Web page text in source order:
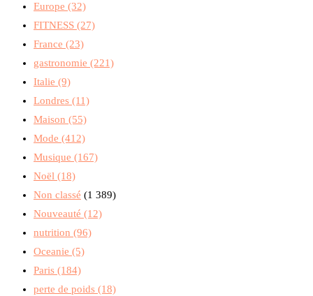
Europe (32)
FITNESS (27)
France (23)
gastronomie (221)
Italie (9)
Londres (11)
Maison (55)
Mode (412)
Musique (167)
Noël (18)
Non classé (1 389)
Nouveauté (12)
nutrition (96)
Oceanie (5)
Paris (184)
perte de poids (18)